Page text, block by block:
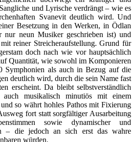
und Lyrische verdrängt – wie es
Svanevit deutlich wird. Und
Besetzung in den Werken, in Ödlan
nur neun Musiker geschrieben ist) und
reiner Streicheraufstellung. Grund für
doch nach wie vor hauptsächlich
Quantität, wie sowohl im Komponieren
Symphonien als auch in Bezug auf die
deutlich wird, durch die sein Name fast
erscheint. Da bleibt selbstverständlich
musikalisch minutiös mit einem
so währt hohles Pathos mit Fixierung
fort statt sorgfältiger Ausarbeitung
sowie dynamischer und
– die jedoch an sich erst das wahre
würden.